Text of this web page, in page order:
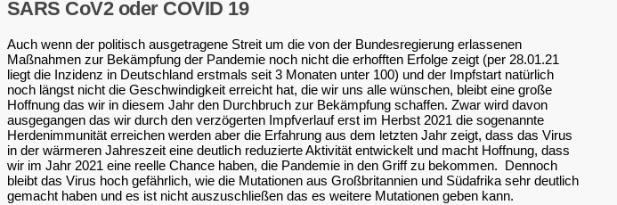
SARS CoV2 oder COVID 19
Auch wenn der politisch ausgetragene Streit um die von der Bundesregierung erlassenen
Maßnahmen zur Bekämpfung der Pandemie noch nicht die erhofften Erfolge zeigt (per 28.01.21
liegt die Inzidenz in Deutschland erstmals seit 3 Monaten unter 100) und der Impfstart natürlich
noch längst nicht die Geschwindigkeit erreicht hat, die wir uns alle wünschen, bleibt eine große
Hoffnung das wir in diesem Jahr den Durchbruch zur Bekämpfung schaffen. Zwar wird davon
ausgegangen das wir durch den verzögerten Impfverlauf erst im Herbst 2021 die sogenannte
Herdenimmunität erreichen werden aber die Erfahrung aus dem letzten Jahr zeigt, dass das Virus
in der wärmeren Jahreszeit eine deutlich reduzierte Aktivität entwickelt und macht Hoffnung, dass
wir im Jahr 2021 eine reelle Chance haben, die Pandemie in den Griff zu bekommen. Dennoch
bleibt das Virus hoch gefährlich, wie die Mutationen aus Großbritannien und Südafrika sehr deutlich
gemacht haben und es ist nicht auszuschließen das es weitere Mutationen geben kann.